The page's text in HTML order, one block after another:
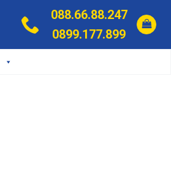
088.66.88.247
0899.177.899